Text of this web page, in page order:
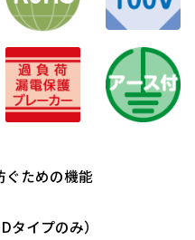
ぐための機能
イプのみ）